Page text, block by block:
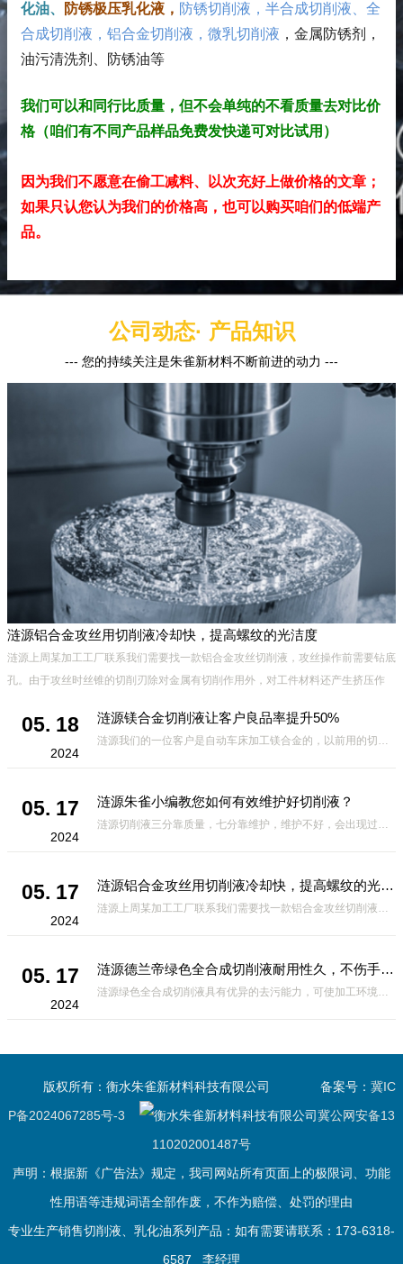
化油、
防锈极压乳化液， 防锈切削液，半合成切削液、全
合成切削液，铝合金切削液，微乳切削液 ，金属防锈剂，
油污清洗剂、防锈油等
我们可以和同行比质量，但不会单纯的不看质量去对比价
格（咱们有不同产品样品免费发快递可对比试用）
因为我们不愿意在偷工减料、以次充好上做价格的文章；
如果只认您认为我们的价格高，也可以购买咱们的低端产
品。
公司动态· 产品知识
--- 您的持续关注是朱雀新材料不断前进的动力 ---
涟源铝合金攻丝用切削液冷却快，提高螺纹的光洁度
涟源上周某加工工厂联系我们需要找一款铝合金攻丝切削液，攻丝操作前需要钻底
孔。由于攻丝时丝锥的切削刃除对金属有切削作用外，对工件材料还产生挤压作
05. 18
2024
涟源镁合金切削液让客户良品率提升50%
05. 17
2024
涟源朱雀小编教您如何有效维护好切削液？
05. 17
2024
涟源铝合金攻丝用切削液冷却快，提高螺纹的光洁度
05. 17
2024
涟源德兰帝绿色全合成切削液耐用性久，不伤手无刺鼻性气味
版权所有：衡水朱雀新材料科技有限公司 备案号： 冀IC
P备2024067285号-3
冀公网安备13
110202001487号
声明：根据新《广告法》规定，我司网站所有页面上的极限词、功能
性用语等违规词语全部作废，不作为赔偿、处罚的理由
专业生产销售切削液、乳化油系列产品：如有需要请联系：173-6318-
6587 李经理